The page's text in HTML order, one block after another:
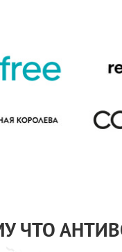
ЧТО